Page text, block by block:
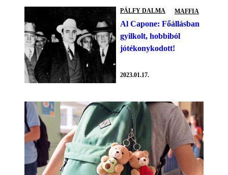
PÁLFY DALMA MAFFIA
Al Capone: Főállásban
gyilkolt, hobbiból
jótékonykodott!
2023.01.17.